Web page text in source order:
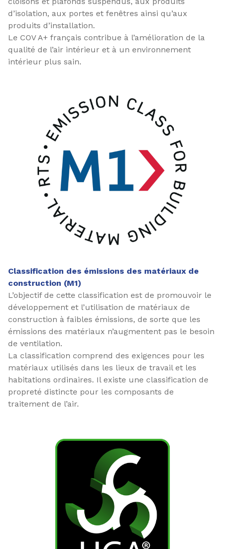
d’isolation, aux portes et fenêtres ainsi qu’aux
produits d’installation.
Le COV A+ français contribue à l’amélioration de la
qualité de l’air intérieur et à un environnement
intérieur plus sain.
Classification des émissions des matériaux de
construction (M1)
L’objectif de cette classification est de promouvoir le
développement et l’utilisation de matériaux de
construction à faibles émissions, de sorte que les
émissions des matériaux n’augmentent pas le besoin
de ventilation.
La classification comprend des exigences pour les
matériaux utilisés dans les lieux de travail et les
habitations ordinaires. Il existe une classification de
propreté distincte pour les composants de
traitement de l’air.